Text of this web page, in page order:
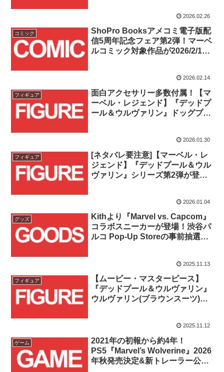
2026.02.26
コミック
ShoPro Booksアメコミ電子版配
信5周年記念フェア第2弾！マーベ
ルコミック対象作品が2026/2/14
2026.02.14
フィギュア
面白アクセサリー多数付属！【マ
ーベル・レジェンド】『デッドプ
ール＆ウルヴァリン』ドッグプー
2026.01.30
フィギュア
[ネタバレ要注意]【マーベル・レ
ジェンド】『デッドプール＆ウル
ヴァリン』シリーズ第2弾が登
2026.01.04
グッズ
Kithより『Marvel vs. Capcom』
コラボスニーカーが登場！渋谷パ
ルコ Pop-Up Storeの事前抽選受
2025.11.13
フィギュア
【ムービー・マスターピース】
『デッドプール＆ウルヴァリン』
ウルヴァリン(ブラウンスーツ)が
2025.11.12
ゲーム
2021年の初報から約4年！
PS5『Marvel’s Wolverine』2026
年秋発売決定&新トレーラー公